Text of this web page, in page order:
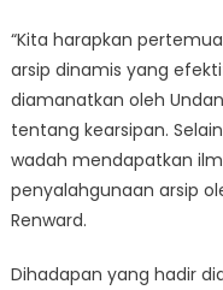
“Kita harapkan
arsip dinamis yang
diamanatkan oleh
tentang kearsipan.
wadah mendapatkan
penyalahgunaan arsip
Renward.
Dihadapan yang hadir